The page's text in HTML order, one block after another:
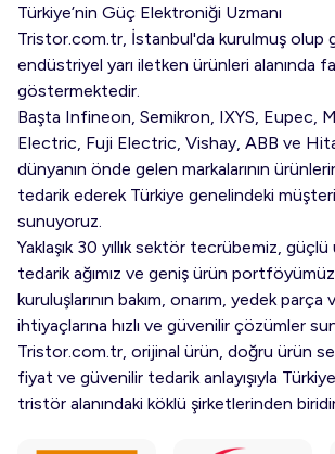
Türkiye’nin Güç Elektroniği Uzmanı
Tristor.com.tr, İstanbul'da kurulmuş olup
endüstriyel yarı iletken ürünleri alanında
göstermektedir.
Başta Infineon, Semikron, IXYS, Eupec,
Electric, Fuji Electric, Vishay, ABB ve
dünyanın önde gelen markalarının
tedarik ederek Türkiye genelindeki
sunuyoruz.
Yaklaşık 30 yıllık sektör tecrübemiz, güçlü
tedarik ağımız ve geniş ürün
kuruluşlarının bakım, onarım, yedek
ihtiyaçlarına hızlı ve güvenilir çözümler
Tristor.com.tr, orijinal ürün, doğru ürün
fiyat ve güvenilir tedarik anlayışıyla
tristör alanındaki köklü şirketlerinden